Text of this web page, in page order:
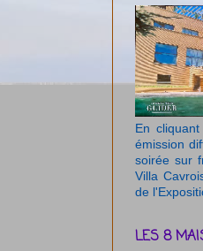
En
émission
soirée sur
Villa
de
LES 8